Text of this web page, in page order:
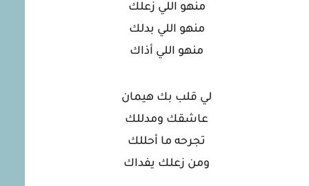
منهو اللي زعلك
منهو اللي بدلك
منهو اللي أذاك
لي قلب بك هيمان
عاشقك ومدللك
تجرحه ما أحللك
ومن زعلك يفداك